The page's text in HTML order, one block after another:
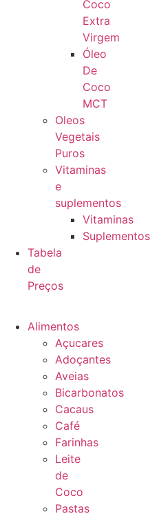
Coco
Extra
Virgem
Óleo
De
Coco
MCT
Oleos
Vegetais
Puros
Vitaminas
e
suplementos
Vitaminas
Suplementos
Tabela
de
Preços
Alimentos
Açucares
Adoçantes
Aveias
Bicarbonatos
Cacaus
Café
Farinhas
Leite
de
Coco
Pastas